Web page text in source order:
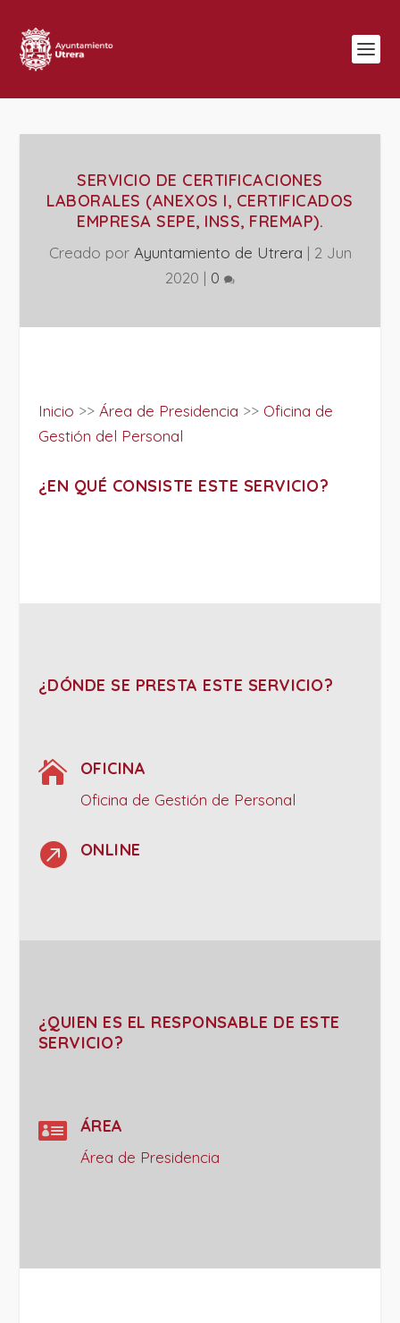
SERVICIO DE CERTIFICACIONES
LABORALES (ANEXOS I, CERTIFICADOS
EMPRESA SEPE, INSS, FREMAP).
Creado por Ayuntamiento de Utrera | 2 Jun
2020 | 0
Inicio >> Área de Presidencia >> Oficina de
Gestión del Personal
¿EN QUÉ CONSISTE ESTE SERVICIO?
¿DÓNDE SE PRESTA ESTE SERVICIO?
 OFICINA
Oficina de Gestión de Personal
 ONLINE
¿QUIEN ES EL RESPONSABLE DE ESTE
SERVICIO?
 ÁREA
Área de Presidencia